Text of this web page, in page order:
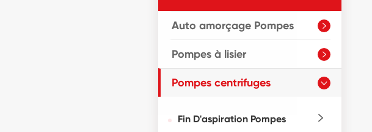
Auto amorçage Pompes 
Pompes à lisier 
Pompes centrifuges 
Fin D'aspiration Pompes 